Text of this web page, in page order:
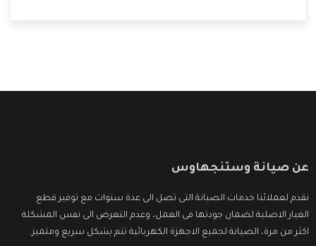
عن صيانة وستنجهاوس
نقدم لعملائنا خدمات الصيانة التى تصل الى عدة سنوات مع توفير قطع
الغيار الاصلية لضمان جودتها فى العمل، وعدم التعرض الى نفس المشكلة
اكثر من مرة، الصيانة لجميع الاجهزة الكهربائية تتم بشكل سريع ومتميز.